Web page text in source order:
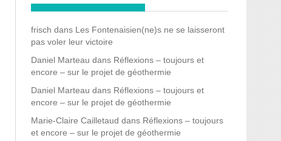
frisch dans Les Fontenaisien(ne)s ne se laisseront
pas voler leur victoire
Daniel Marteau dans Réflexions – toujours et
encore – sur le projet de géothermie
Daniel Marteau dans Réflexions – toujours et
encore – sur le projet de géothermie
Marie-Claire Cailletaud dans Réflexions – toujours
et encore – sur le projet de géothermie